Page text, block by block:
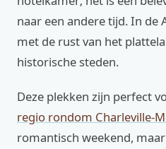
naar een andere tijd. In de
met de rust van het
historische steden.
Deze plekken zijn perfect
regio rondom Charleville-
romantisch weekend,